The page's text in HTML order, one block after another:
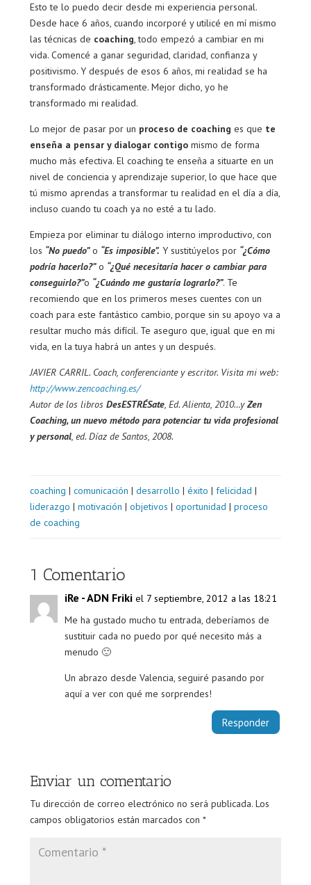
Esto te lo puedo decir desde mi experiencia personal.
Desde hace 6 años, cuando incorporé y utilicé en mí mismo
las técnicas de coaching, todo empezó a cambiar en mi
vida. Comencé a ganar seguridad, claridad, confianza y
positivismo. Y después de esos 6 años, mi realidad se ha
transformado drásticamente. Mejor dicho, yo he
transformado mi realidad.
Lo mejor de pasar por un proceso de coaching es que te
enseña a pensar y dialogar contigomismo de forma
mucho más efectiva. El coaching te enseña a situarte en un
nivel de conciencia y aprendizaje superior, lo que hace que
tú mismo aprendas a transformar tu realidad en el día a día,
incluso cuando tu coach ya no esté a tu lado.
Empieza por eliminar tu diálogo interno improductivo, con
los “No puedo”o “Es imposible”. Y sustitúyelos por “¿Cómo
podría hacerlo?”o “¿Qué necesitaría hacer o cambiar para
conseguirlo?”o “¿Cuándo me gustaría lograrlo?”. Te
recomiendo que en los primeros meses cuentes con un
coach para este fantástico cambio, porque sin su apoyo va a
resultar mucho más difícil. Te aseguro que, igual que en mi
vida, en la tuya habrá un antes y un después.
JAVIER CARRIL. Coach, conferenciante y escritor. Visita mi web:
http://www.zencoaching.es/
Autor de los libros DesESTRÉSate, Ed. Alienta, 2010…yZen
Coaching, un nuevo método para potenciar tu vida profesional
y personal, ed. Díaz de Santos, 2008.
coaching | comunicación | desarrollo | éxito | felicidad |
liderazgo | motivación | objetivos | oportunidad | proceso
de coaching
1 Comentario
iRe - ADN Friki el 7 septiembre, 2012 a las 18:21
Me ha gustado mucho tu entrada, deberíamos de
sustituir cada no puedo por qué necesito más a
menudo 🙂
Un abrazo desde Valencia, seguiré pasando por
aquí a ver con qué me sorprendes!
Responder
Enviar un comentario
Tu dirección de correo electrónico no será publicada. Los
campos obligatorios están marcados con *